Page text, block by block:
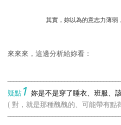
其實，妳以為的意志力薄弱
來來來，這邊分析給妳看：
疑點1 妳是不是穿了睡衣、班服、
( 對，就是那種醜醜的、可能帶有點